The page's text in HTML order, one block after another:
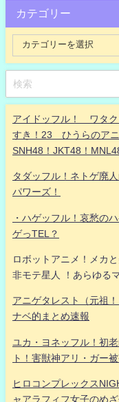
カテゴリー
アイドッフル！ ワタ
すき！23 ひうらのア
SNH48！JKT48！
タダッフル！ネトゲ廃
パワーズ！
・ハゲッフル！哀愁の
ゲっTEL？
ロボットアニメ！メカ
非モテ星人 ！あらゆる
アニゲタレスト（元祖
ナベ的まとめ速報
ユカ・ヨネッフル！初
ト！害獣神アリ・ガー
ヒロコンプレックス
ャアラフィフ女子のめ